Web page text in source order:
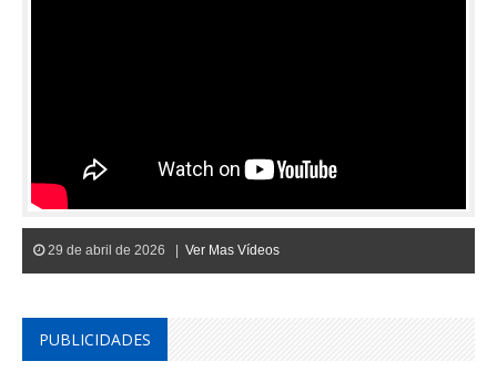
29 de abril de 2026 | Ver Mas Vídeos
PUBLICIDADES